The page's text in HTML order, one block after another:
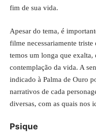
fim de sua vida.
Apesar do tema, é
filme necessariamente
temos um longa que
contemplação da vida. A
indicado à Palma de Ouro
narrativos de cada
diversas, com as quais nos
Psique